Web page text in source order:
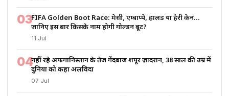
03FIFA Golden Boot Race: मेसी, एम्बाप्पे, हालैंड या हैरी केन…
जानिए इस बार किसके नाम होगी गोल्डन बूट?
11 Jul
04नहीं रहे अफगानिस्तान के तेज गेंदबाज शपूर ज़ादरान, 38 साल की उम्र में
दुनिया को कहा अलविदा
07 Jul